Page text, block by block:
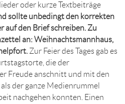
oder kurze Textbeiträge
sollte unbedingt den korrekten
auf den Brief schreiben. Zu
an: Weihnachtsmannhaus,
Zur Feier des Tages gab es
die der
Freude anschnitt und mit den
der ganze Medienrummel
nachgehen konnten. Einen